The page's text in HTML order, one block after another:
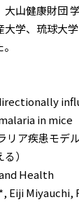
⼭健康財団
⼤学、琉球⼤
in mice
ア疾患モデ
）
Health
Eiji